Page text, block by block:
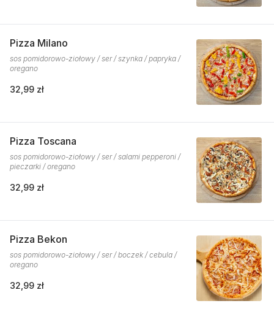
Pizza Milano
sos pomidorowo-ziołowy / ser / szynka / papryka /
oregano
32,99 zł
Pizza Toscana
sos pomidorowo-ziołowy / ser / salami pepperoni /
pieczarki / oregano
32,99 zł
Pizza Bekon
sos pomidorowo-ziołowy / ser / boczek / cebula /
oregano
32,99 zł